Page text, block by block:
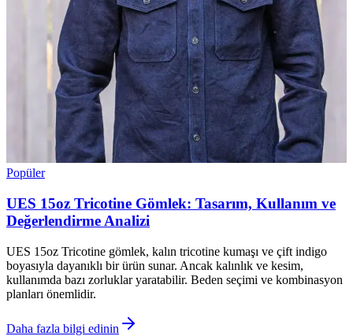
Popüler
UES 15oz Tricotine Gömlek: Tasarım, Kullanım ve
Değerlendirme Analizi
UES 15oz Tricotine gömlek, kalın tricotine kumaşı ve çift indigo
boyasıyla dayanıklı bir ürün sunar. Ancak kalınlık ve kesim,
kullanımda bazı zorluklar yaratabilir. Beden seçimi ve kombinasyon
planları önemlidir.
Daha fazla bilgi edinin